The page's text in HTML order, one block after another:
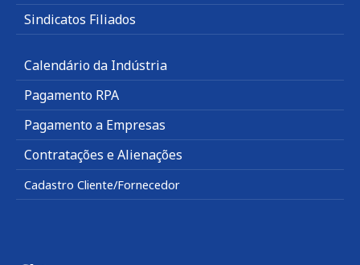
Sindicatos Filiados
Calendário da Indústria
Pagamento RPA
Pagamento a Empresas
Contratações e Alienações
Cadastro Cliente/Fornecedor